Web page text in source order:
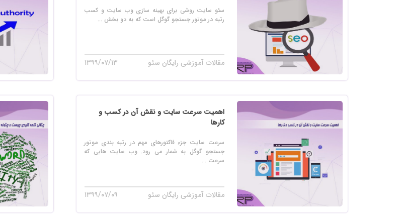
سئو سایت روشی برای بهینه سازی وب سایت و کسب
رتبه در موتور جستجو گوگل است که به دو بخش ...
مقالات آموزشی رایگان سئو ۱۳۹۹/۰۷/۱۳
اهمیت سرعت سایت و نقش آن در کسب و
کارها
سرعت سایت جزء فاکتورهای مهم در رتبه بندی موتور
جستجو گوگل به شمار می رود. وب سایت هایی که
سرعت ...
مقالات آموزشی رایگان سئو ۱۳۹۹/۰۷/۰۹